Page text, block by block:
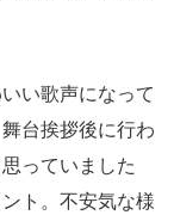
い歌声になって
台挨拶後に行わ
っていました
ト。不安気な様